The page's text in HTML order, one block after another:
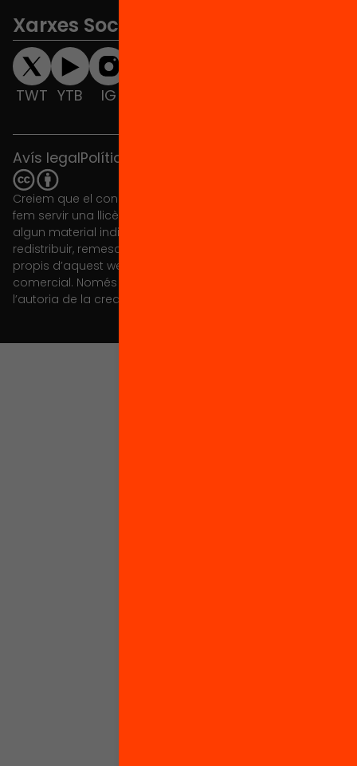
Xarxes Socials
TWT YTB IG
Avís legalPolítica de cookies
Creiem que el coneixement s’ha de compartir. Per això
fem servir una llicència Creative Commons, llevat que en
algun material indiquem el contrari. Us animem a copiar,
redistribuir, remesclar o transformar i crear els continguts
propis d’aquest web, per a qualsevol finalitat, inclosa la
comercial. Només us demanem que reconegueu
l’autoria de la creació original.